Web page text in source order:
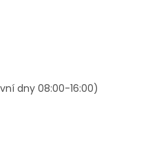
dny 08:00-16:00)